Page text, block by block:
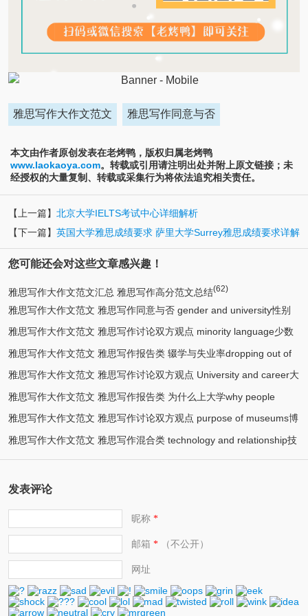
雅思写作大作文范文 雅思写作同意与否
本文由作者原创发表在老烤鸭，版权归属老烤鸭
www.laokaoya.com。转载或引用请注明出处并附上原文链接；未
经授权的大量复制、转载或采集行为将依法追究相关责任。
【上一篇】 北京大学IELTS考试中心详细解析
【下一篇】 英国大学雅思成绩要求 萨里大学Surrey雅思成绩要求详解
您可能还会对这些文章感兴趣！
雅思写作大作文范文汇总 雅思写作高分范文总结(62)
雅思写作大作文范文 雅思写作同意与否 gender and university性别
与大学(5)
雅思写作大作文范文 雅思写作讨论双方观点 minority language少数
民族语言(2)
雅思写作大作文范文 雅思写作报告类 辍学与失业率dropping out of
school(2)
雅思写作大作文范文 雅思写作讨论双方观点 University and career大
学与就业(2)
雅思写作大作文范文 雅思写作报告类 为什么上大学why people
attend universities(2)
雅思写作大作文范文 雅思写作讨论双方观点 purpose of museums博
物馆目的(2)
雅思写作大作文范文 雅思写作混合类 technology and relationship技
(2)
发表评论
昵称*
邮箱 *（不公开）
网址